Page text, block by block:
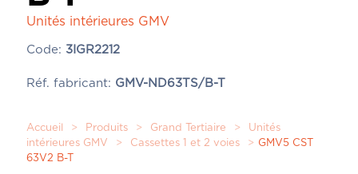
Unités intérieures GMV
Code: 3IGR2212
Réf. fabricant: GMV-ND63TS/B-T
Accueil > Produits > Grand Tertiaire >
Unités
intérieures GMV
> Cassettes 1 et 2 voies > GMV5 CST
63V2 B-T